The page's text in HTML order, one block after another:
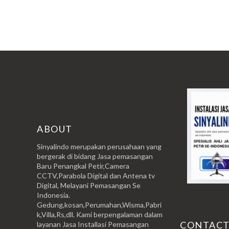
ABOUT
Sinyalindo merupakan perusahaan yang
bergerak di bidang Jasa pemasangan
Baru Penangkal Petir,Camera
CCTV,Parabola Digital dan Antena tv
Digital, Melayani Pemasangan Se
Indonesia.
Gedung,kosan,Perumahan,Wisma,Pabri
k,Villa,Rs,dll. Kami berpengalaman dalam
layanan Jasa Installasi Pemasangan